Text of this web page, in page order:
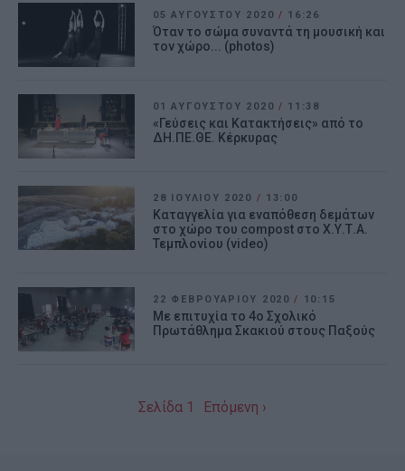
authentication functionality and fraud
prevention, and other user protection.
05 ΑΥΓΟΎΣΤΟΥ 2020 / 16:26
Όταν το σώμα συναντά τη μουσική και
τον χώρο... (photos)
01 ΑΥΓΟΎΣΤΟΥ 2020 / 11:38
«Γεύσεις και Κατακτήσεις» από το
ΔΗ.ΠΕ.ΘΕ. Κέρκυρας
28 ΙΟΥΛΊΟΥ 2020 / 13:00
Καταγγελία για εναπόθεση δεμάτων
στο χώρο του compost στο Χ.Υ.Τ.Α.
Τεμπλονίου (video)
22 ΦΕΒΡΟΥΑΡΊΟΥ 2020/ 10:15
Με επιτυχία το 4ο Σχολικό
Πρωτάθλημα Σκακιού στους Παξούς
Σελίδα 1 Επόμενη ›